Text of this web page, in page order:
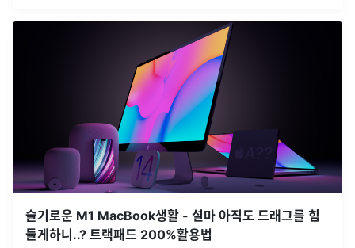
슬기로운 M1 MacBook생활 - 설마 아직도 드래그를 힘
들게하니..? 트랙패드 200%활용법